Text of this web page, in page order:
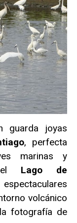
guarda joyas
, perfecta
marinas y
Lago de
volcánico
fotografía de